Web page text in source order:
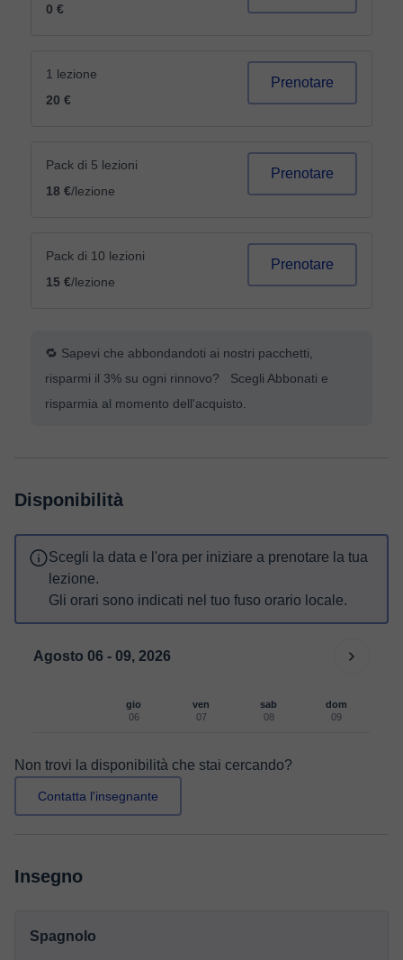
0 €
1 lezione
20 €
Prenotare
Pack di 5 lezioni
18 €/lezione
Prenotare
Pack di 10 lezioni
15 €/lezione
Prenotare
🔁 Sapevi che abbondandoti ai nostri pacchetti,
risparmi il 3% su ogni rinnovo? Scegli Abbonati e
risparmia al momento dell'acquisto.
Disponibilità
Scegli la data e l'ora per iniziare a prenotare la tua
lezione.
Gli orari sono indicati nel tuo fuso orario locale.
Agosto 06 - 09, 2026
gio
06
ven
07
sab
08
dom
09
Non trovi la disponibilità che stai cercando?
Contatta l'insegnante
Insegno
Spagnolo